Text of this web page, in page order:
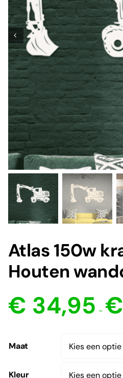
Atlas 150w
Houten
€ 34,95 - €
Maat
Kleur